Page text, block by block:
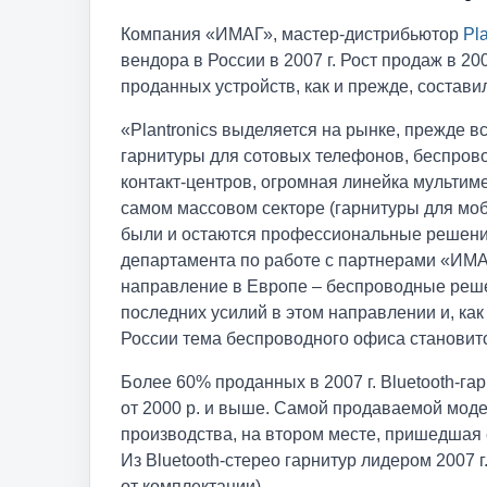
Компания «ИМАГ», мастер-дистрибьютор
вендора в России в 2007 г. Рост продаж в
проданных устройств, как и прежде,
«Plantronics выделяется на рынке, прежде
гарнитуры для сотовых телефонов,
контакт-центров, огромная линейка
самом массовом секторе (гарнитуры для
были и остаются профессиональные
департамента по работе с партнерами
направление в Европе – беспроводные
последних усилий в этом направлении и,
России тема беспроводного офиса
Более 60% проданных в 2007 г. Bluetooth-
от 2000 р. и выше. Самой продаваемой
производства, на втором месте,
Из Bluetooth-стерео гарнитур лидером 2007